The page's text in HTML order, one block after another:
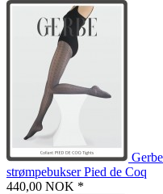
strømpebukser Pied de Coq
440,00 NOK *